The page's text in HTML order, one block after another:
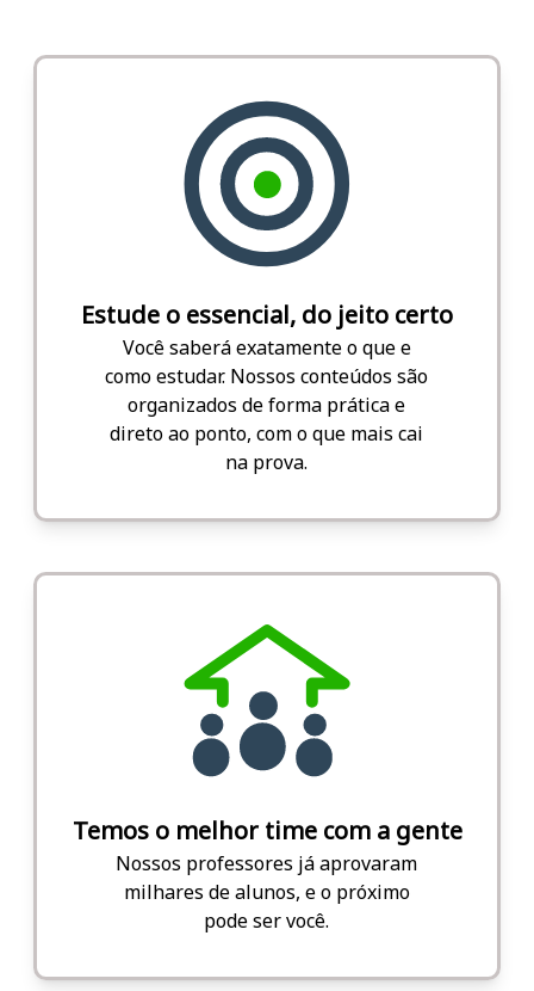
Estude o essencial, do jeito certo
Você saberá exatamente o que e
como estudar. Nossos conteúdos são
organizados de forma prática e
direto ao ponto, com o que mais cai
na prova.
Temos o melhor time com a gente
Nossos professores já aprovaram
milhares de alunos, e o próximo
pode ser você.